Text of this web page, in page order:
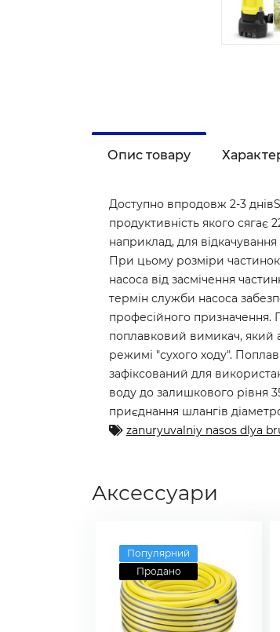
Опис товару
Доступно впродовж 2-3
продуктивність якого
наприклад, для
При цьому розміри
насоса від засмічення
термін служби насоса
професійного
поплавковий вимикач, який
режимі "сухого ходу".
зафіксований для
воду до залишкового рівня
приєднання шлангів
zanuryuvalniy nasos dlya
Аксессуари
Популярний
Продано